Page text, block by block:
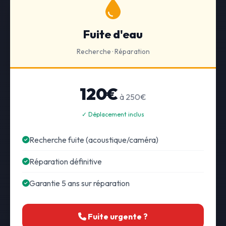
Fuite d'eau
Recherche · Réparation
120€ à 250€
✓ Déplacement inclus
Recherche fuite (acoustique/caméra)
Réparation définitive
Garantie 5 ans sur réparation
Fuite urgente ?